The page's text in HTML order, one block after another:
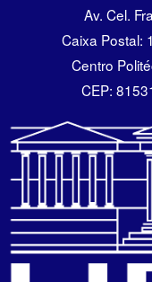
Av. Cel.
Caixa Postal:
Centro
CEP: